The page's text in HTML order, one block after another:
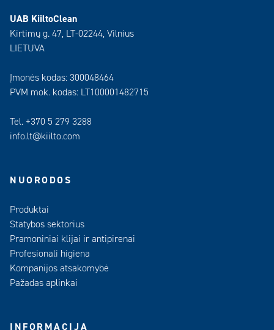
UAB KiiltoClean
Kirtimų g. 47, LT-02244, Vilnius
LIETUVA
Įmonės kodas: 300048464
PVM mok. kodas: LT100001482715
Tel. +370 5 279 3288
info.lt@kiilto.com
NUORODOS
Produktai
Statybos sektorius
Pramoniniai klijai ir antipirenai
Profesionali higiena
Kompanijos atsakomybė
Pažadas aplinkai
INFORMACIJA